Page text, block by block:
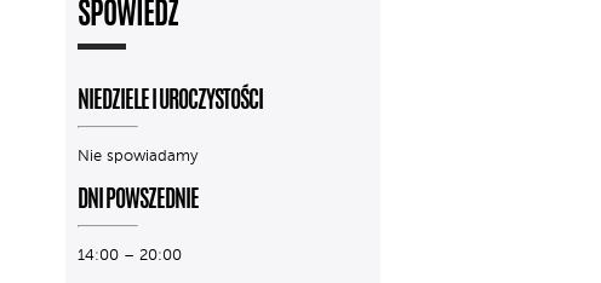
SPOWIEDŹ
NIEDZIELE I UROCZYSTOŚCI
Nie spowiadamy
DNI POWSZEDNIE
14:00 – 20:00